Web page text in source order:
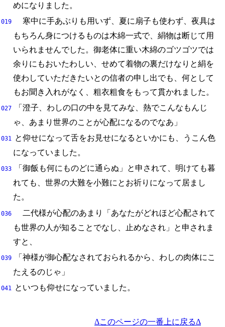
めになりました。
019 寒中に手あぶりも用いず、 夏に扇子も使わず、夜具は
もちろん身につけるものは木綿一式で、 絹物は断じて用
いられませんでした。 御老体に重い木綿のゴツゴツでは
余りにもおいたわしい、 せめて着物の裏だけなりと絹を
使わしていただきたいとの信者の申し出でも、 何として
もお聞き入れがなく、 粗衣粗食をもって貫かれました。
027 「澄子、 わしの口の中を見てみな、熱でこんなもんじ
ゃ、 あまり世界のことが心配になるのでなあ」
031 と仰せになって舌をお見せになるといかにも、
うこん色
になっていました。
033 「御飯も何にものどに通らぬ」と申されて、 明けても暮
れても、 世界の大難を小難にとお祈りになって居まし
た。
036
二代様が心配のあまり「あなたがどれほど心配されて
も世界の人が知ることでなし、
止めなされ」と申されま
すと、
039 「神様が御心配なされておられるから、 わしの肉体にこ
たえるのじゃ」
041 といつも仰せになっていました。
Δこのページの一番上に戻るΔ